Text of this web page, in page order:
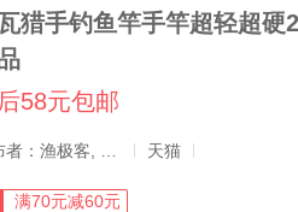
猎手钓鱼竿手竿超轻超硬
58元包邮
天猫
满70元减60元